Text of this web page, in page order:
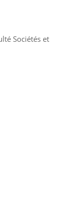
Sociétés et